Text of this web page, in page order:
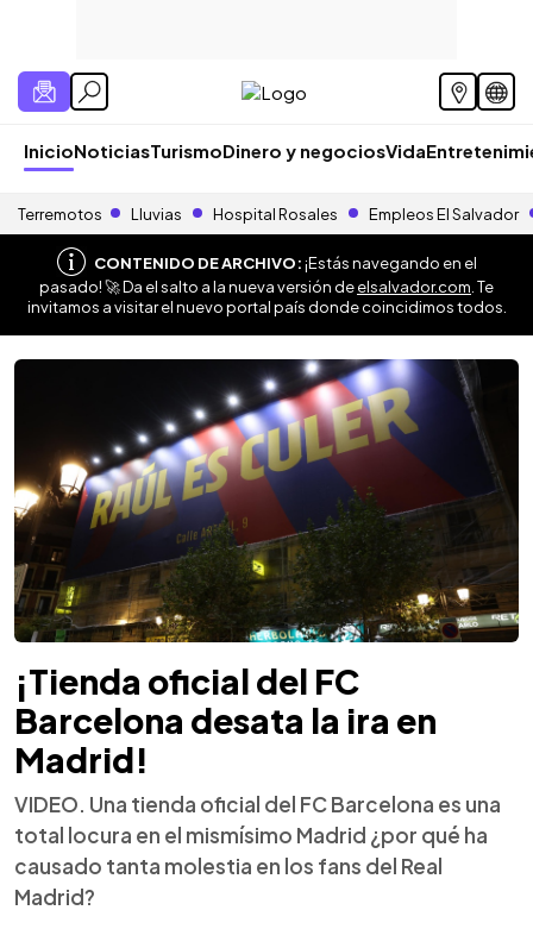
InicioNoticiasTurismoDinero y negociosVida
Terremotos Lluvias Hospital Rosales Empleos El Salvador
CONTENIDO DE ARCHIVO:¡Estás navegando en el
pasado! 🚀 Da el salto a la nueva versión deelsalvador.com . Te
invitamos a visitar el nuevo portal país donde coincidimos todos.
¡Tienda oficial del FC
Barcelona desata la ira en
Madrid!
VIDEO. Una tienda oficial del FC Barcelona es una
total locura en el mismísimo Madrid ¿por qué ha
causado tanta molestia en los fans del Real
Madrid?